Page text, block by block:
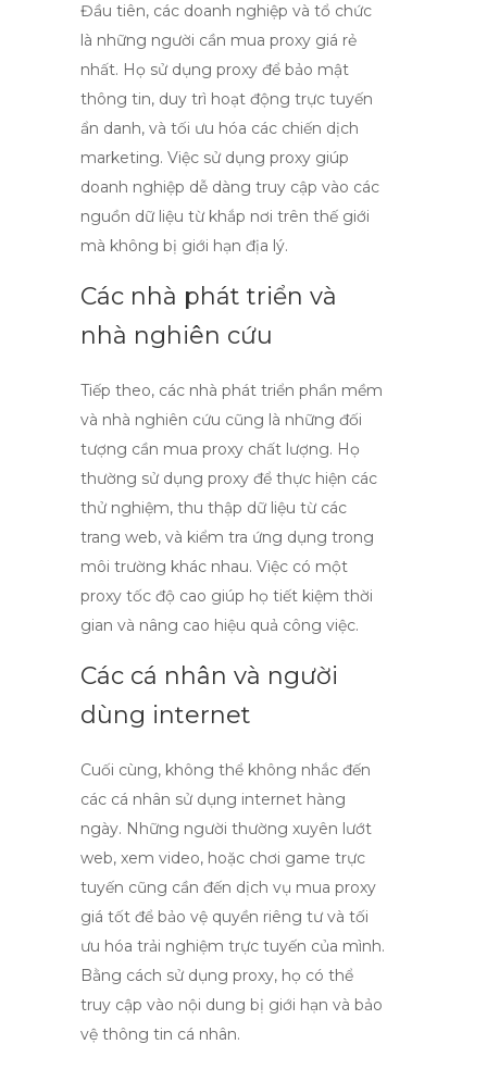
Đầu tiên, các doanh nghiệp và tổ chức
là những người cần mua proxy giá rẻ
nhất. Họ sử dụng proxy để bảo mật
thông tin, duy trì hoạt động trực tuyến
ẩn danh, và tối ưu hóa các chiến dịch
marketing. Việc sử dụng proxy giúp
doanh nghiệp dễ dàng truy cập vào các
nguồn dữ liệu từ khắp nơi trên thế giới
mà không bị giới hạn địa lý.
Các nhà phát triển và
nhà nghiên cứu
Tiếp theo, các nhà phát triển phần mềm
và nhà nghiên cứu cũng là những đối
tượng cần mua proxy chất lượng. Họ
thường sử dụng proxy để thực hiện các
thử nghiệm, thu thập dữ liệu từ các
trang web, và kiểm tra ứng dụng trong
môi trường khác nhau. Việc có một
proxy tốc độ cao giúp họ tiết kiệm thời
gian và nâng cao hiệu quả công việc.
Các cá nhân và người
dùng internet
Cuối cùng, không thể không nhắc đến
các cá nhân sử dụng internet hàng
ngày. Những người thường xuyên lướt
web, xem video, hoặc chơi game trực
tuyến cũng cần đến dịch vụ mua proxy
giá tốt để bảo vệ quyền riêng tư và tối
ưu hóa trải nghiệm trực tuyến của mình.
Bằng cách sử dụng proxy, họ có thể
truy cập vào nội dung bị giới hạn và bảo
vệ thông tin cá nhân.